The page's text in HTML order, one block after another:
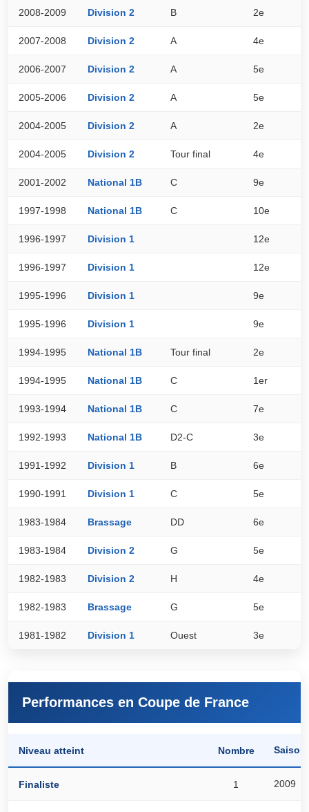
2008-2009 Division 2 B 2e
2007-2008 Division 2 A 4e
2006-2007 Division 2 A 5e
2005-2006 Division 2 A 5e
2004-2005 Division 2 A 2e
2004-2005 Division 2 Tour final 4e
2001-2002 National 1B C 9e
1997-1998 National 1B C 10e
1996-1997 Division 1 12e
1996-1997 Division 1 12e
1995-1996 Division 1 9e
1995-1996 Division 1 9e
1994-1995 National 1B Tour final 2e
1994-1995 National 1B C 1er
1993-1994 National 1B C 7e
1992-1993 National 1B D2-C 3e
1991-1992 Division 1 B 6e
1990-1991 Division 1 C 5e
1983-1984 Brassage DD 6e
1983-1984 Division 2 G 5e
1982-1983 Division 2 H 4e
1982-1983 Brassage G 5e
1981-1982 Division 1 Ouest 3e
Performances en Coupe de France
Niveau atteint Nombre
Finaliste 1 2009